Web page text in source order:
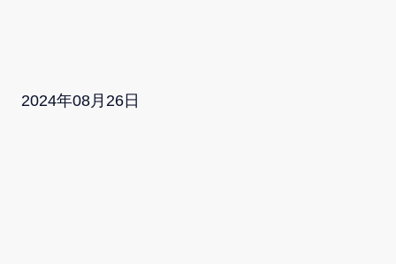
2024年08月 26 日